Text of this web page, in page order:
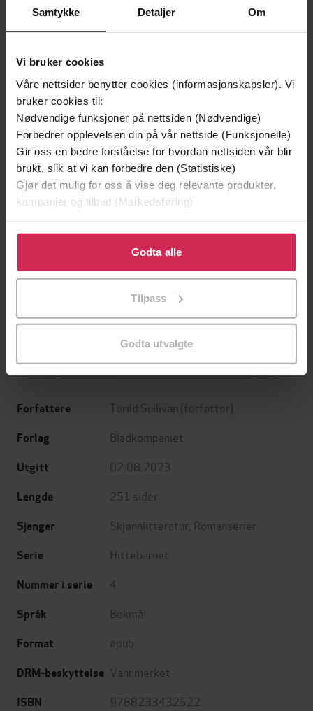
Samtykke Detaljer Om
Vi bruker cookies
Våre nettsider benytter cookies (informasjonskapsler). Vi
bruker cookies til:
Nødvendige funksjoner på nettsiden (Nødvendige)
Forbedrer opplevelsen din på vår nettside (Funksjonelle)
Gir oss en bedre forståelse for hvordan nettsiden vår blir
brukt, slik at vi kan forbedre den (Statistiske)
Gjør det mulig for oss å vise deg relevante produkter,
kampanjer og tilbud (Markedsføring)
Klikk på «Godta alle» for å gi oss ditt samtykke til å
bruke cookies for alle disse formålene. Du kan også
tilpasse ditt samtykke til spesifikke formål ved å klikke
Godta alle
Tilpass
Godta utvalgte
Andre har også kjøpt
Premium
Vinner av Rivertonprisen
129,-
Jo Nesbø
Første gang på tilbud
129,-
Jørn Lier Horst
Forfattere Torild Sullivan (forfatter)
Forlag Bladkompaniet
Utgitt 02.08.2023
Lengde 251 sider
Sjanger Skjønnlitteratur Romanserier
Serie Hittebarnet
Nummer i serie 4
Språk Bokmål
Format epub
DRM-beskyttelse Vannmerket
ISBN 9788233432522